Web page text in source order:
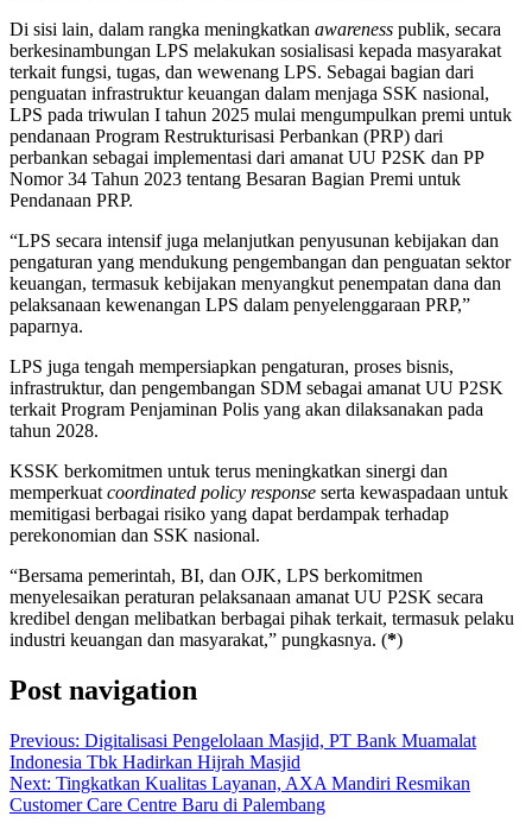
Di sisi lain, dalam rangka meningkatkan awareness publik, secara
berkesinambungan LPS melakukan sosialisasi kepada masyarakat
terkait fungsi, tugas, dan wewenang LPS. Sebagai bagian dari
penguatan infrastruktur keuangan dalam menjaga SSK nasional,
LPS pada triwulan I tahun 2025 mulai mengumpulkan premi untuk
pendanaan Program Restrukturisasi Perbankan (PRP) dari
perbankan sebagai implementasi dari amanat UU P2SK dan PP
Nomor 34 Tahun 2023 tentang Besaran Bagian Premi untuk
Pendanaan PRP.
“LPS secara intensif juga melanjutkan penyusunan kebijakan dan
pengaturan yang mendukung pengembangan dan penguatan sektor
keuangan, termasuk kebijakan menyangkut penempatan dana dan
pelaksanaan kewenangan LPS dalam penyelenggaraan PRP,”
paparnya.
LPS juga tengah mempersiapkan pengaturan, proses bisnis,
infrastruktur, dan pengembangan SDM sebagai amanat UU P2SK
terkait Program Penjaminan Polis yang akan dilaksanakan pada
tahun 2028.
KSSK berkomitmen untuk terus meningkatkan sinergi dan
memperkuat coordinated policy response serta kewaspadaan untuk
memitigasi berbagai risiko yang dapat berdampak terhadap
perekonomian dan SSK nasional.
“Bersama pemerintah, BI, dan OJK, LPS berkomitmen
menyelesaikan peraturan pelaksanaan amanat UU P2SK secara
kredibel dengan melibatkan berbagai pihak terkait, termasuk pelaku
industri keuangan dan masyarakat,” pungkasnya. (*)
Post navigation
Previous: Digitalisasi Pengelolaan Masjid, PT Bank Muamalat
Indonesia Tbk Hadirkan Hijrah Masjid
Next: Tingkatkan Kualitas Layanan, AXA Mandiri Resmikan
Customer Care Centre Baru di Palembang